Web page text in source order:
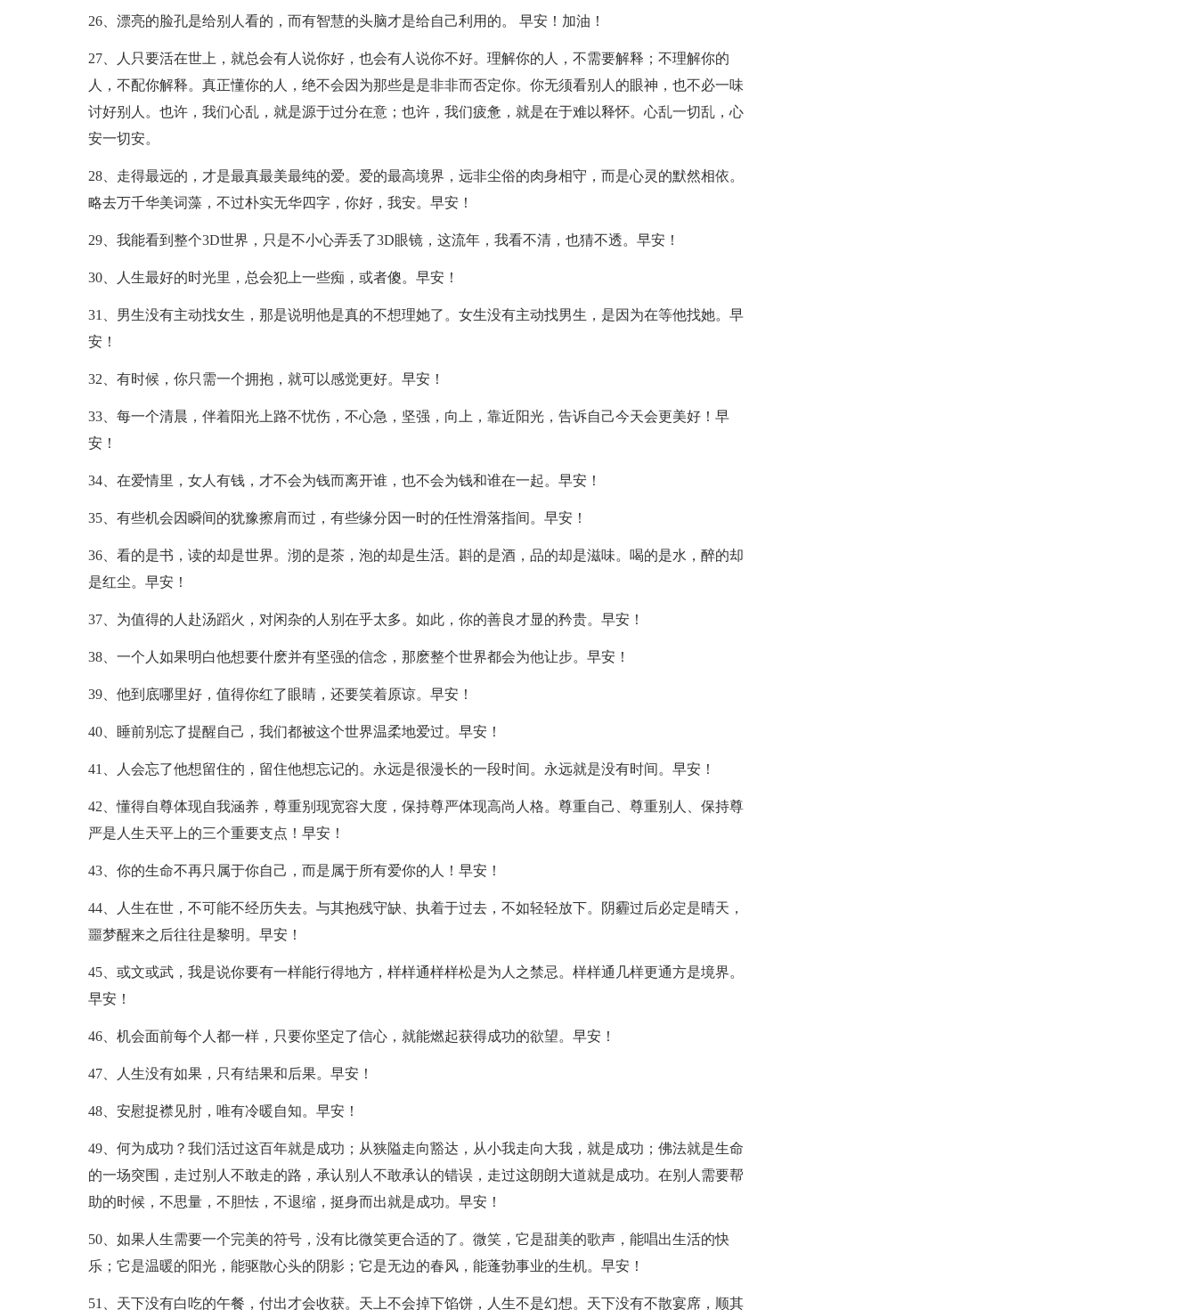
26、漂亮的脸孔是给别人看的，而有智慧的头脑才是给自己利用的。 早安！加油！
27、人只要活在世上，就总会有人说你好，也会有人说你不好。理解你的人，不需要解释；不理解你的
人，不配你解释。真正懂你的人，绝不会因为那些是是非非而否定你。你无须看别人的眼神，也不必一味
讨好别人。也许，我们心乱，就是源于过分在意；也许，我们疲惫，就是在于难以释怀。心乱一切乱，心
安一切安。
28、走得最远的，才是最真最美最纯的爱。爱的最高境界，远非尘俗的肉身相守，而是心灵的默然相依。
略去万千华美词藻，不过朴实无华四字，你好，我安。早安！
29、我能看到整个3D世界，只是不小心弄丢了3D眼镜，这流年，我看不清，也猜不透。早安！
30、人生最好的时光里，总会犯上一些痴，或者傻。早安！
31、男生没有主动找女生，那是说明他是真的不想理她了。女生没有主动找男生，是因为在等他找她。早
安！
32、有时候，你只需一个拥抱，就可以感觉更好。早安！
33、每一个清晨，伴着阳光上路不忧伤，不心急，坚强，向上，靠近阳光，告诉自己今天会更美好！早
安！
34、在爱情里，女人有钱，才不会为钱而离开谁，也不会为钱和谁在一起。早安！
35、有些机会因瞬间的犹豫擦肩而过，有些缘分因一时的任性滑落指间。早安！
36、看的是书，读的却是世界。沏的是茶，泡的却是生活。斟的是酒，品的却是滋味。喝的是水，醉的却
是红尘。早安！
37、为值得的人赴汤蹈火，对闲杂的人别在乎太多。如此，你的善良才显的矜贵。早安！
38、一个人如果明白他想要什麽并有坚强的信念，那麽整个世界都会为他让步。早安！
39、他到底哪里好，值得你红了眼睛，还要笑着原谅。早安！
40、睡前别忘了提醒自己，我们都被这个世界温柔地爱过。早安！
41、人会忘了他想留住的，留住他想忘记的。永远是很漫长的一段时间。永远就是没有时间。早安！
42、懂得自尊体现自我涵养，尊重别现宽容大度，保持尊严体现高尚人格。尊重自己、尊重别人、保持尊
严是人生天平上的三个重要支点！早安！
43、你的生命不再只属于你自己，而是属于所有爱你的人！早安！
44、人生在世，不可能不经历失去。与其抱残守缺、执着于过去，不如轻轻放下。阴霾过后必定是晴天，
噩梦醒来之后往往是黎明。早安！
45、或文或武，我是说你要有一样能行得地方，样样通样样松是为人之禁忌。样样通几样更通方是境界。
早安！
46、机会面前每个人都一样，只要你坚定了信心，就能燃起获得成功的欲望。早安！
47、人生没有如果，只有结果和后果。早安！
48、安慰捉襟见肘，唯有冷暖自知。早安！
49、何为成功？我们活过这百年就是成功；从狭隘走向豁达，从小我走向大我，就是成功；佛法就是生命
的一场突围，走过别人不敢走的路，承认别人不敢承认的错误，走过这朗朗大道就是成功。在别人需要帮
助的时候，不思量，不胆怯，不退缩，挺身而出就是成功。早安！
50、如果人生需要一个完美的符号，没有比微笑更合适的了。微笑，它是甜美的歌声，能唱出生活的快
乐；它是温暖的阳光，能驱散心头的阴影；它是无边的春风，能蓬勃事业的生机。早安！
51、天下没有白吃的午餐，付出才会收获。天上不会掉下馅饼，人生不是幻想。天下没有不散宴席，顺其